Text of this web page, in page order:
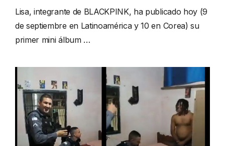
Lisa, integrante de BLACKPINK, ha publicado hoy (9
de septiembre en Latinoamérica y 10 en Corea) su
primer mini álbum …